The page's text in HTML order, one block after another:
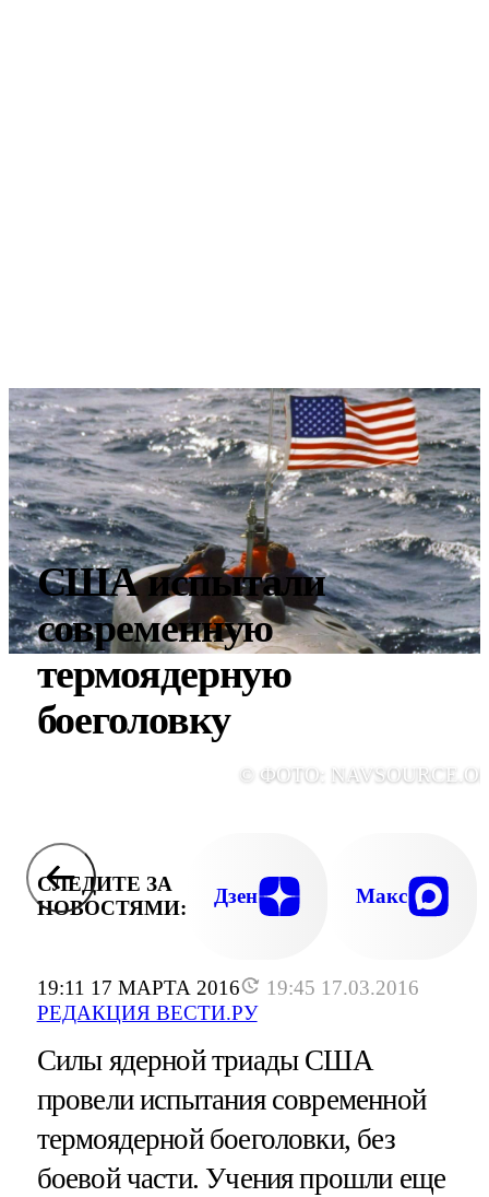
19:11 17 МАРТА 2016
19:45 17.03.2016
РЕДАКЦИЯ ВЕСТИ.РУ
США испытали
современную
термоядерную
боеголовку
© ФОТО:
СЛЕДИТЕ ЗА
НОВОСТЯМИ:
Дзен Макс
Силы ядерной триады США
провели испытания современной
термоядерной боеголовки, без
боевой части. Учения прошли еще